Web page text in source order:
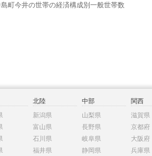
町今井の世帯の経済構成別一般世帯数
北陸
新潟県
富山県
石川県
福井県
中部
山梨県
長野県
岐阜県
静岡県
関西
滋賀県
京都府
大阪府
兵庫県